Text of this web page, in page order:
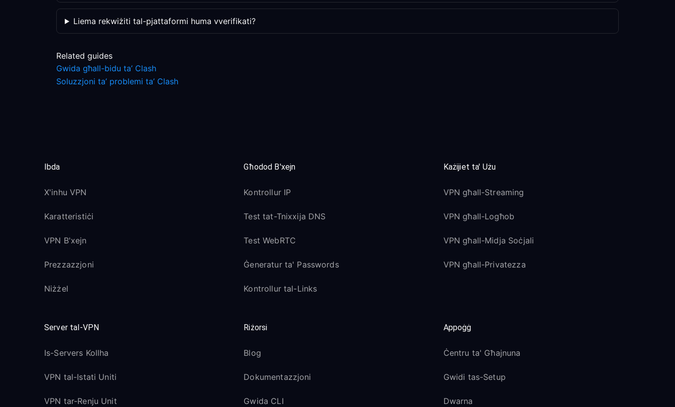
Liema rekwiżiti tal-pjattaformi huma vverifikati?
Related guides
Gwida għall-bidu ta’ Clash
Soluzzjoni ta’ problemi ta’ Clash
Ibda
X'inhu VPN
Karatteristiċi
VPN B'xejn
Prezzazzjoni
Niżżel
Għodod B'xejn
Kontrollur IP
Test tat-Tnixxija DNS
Test WebRTC
Ġeneratur ta' Passwords
Kontrollur tal-Links
Każijiet ta' Użu
VPN għall-Streaming
VPN għall-Logħob
VPN għall-Midja Soċjali
VPN għall-Privatezza
Server tal-VPN
Is-Servers Kollha
VPN tal-Istati Uniti
VPN tar-Renju Unit
Riżorsi
Blog
Dokumentazzjoni
Gwida CLI
Appoġġ
Ċentru ta' Għajnuna
Gwidi tas-Setup
Dwarna